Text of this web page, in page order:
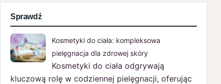
Sprawdź
Kosmetyki do ciała: kompleksowa
pielęgnacja dla zdrowej skóry
Kosmetyki do ciała odgrywają
kluczową rolę w codziennej pielęgnacji, oferując